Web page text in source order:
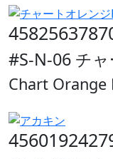
#S-N-06 チ
Chart Orange